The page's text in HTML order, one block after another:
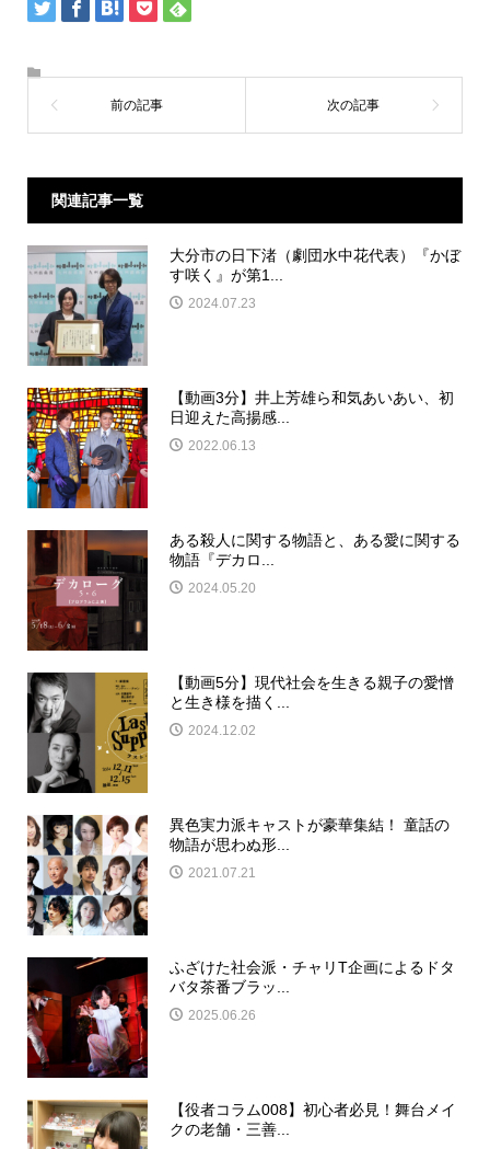
関連記事一覧
大分市の日下渚（劇団水中花代表）『かぼ
す咲く』が第1...
2024.07.23
【動画3分】井上芳雄ら和気あいあい、初
日迎えた高揚感...
2022.06.13
ある殺人に関する物語と、ある愛に関する
物語『デカロ...
2024.05.20
【動画5分】現代社会を生きる親子の愛憎
と生き様を描く...
2024.12.02
異色実力派キャストが豪華集結！ 童話の
物語が思わぬ形...
2021.07.21
ふざけた社会派・チャリT企画によるドタ
バタ茶番ブラッ...
2025.06.26
【役者コラム008】初心者必見！舞台メイ
クの老舗・三善...